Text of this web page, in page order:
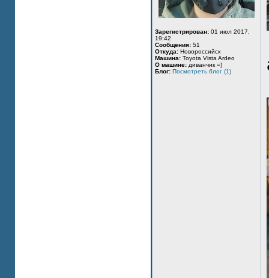
Зарегистрирован: 01 июл 2017,
19:42
Сообщения: 51
Откуда: Новороссийск
Машина: Toyota Vista Ardeo
О машине: диванчик =)
Блог: Посмотреть блог (1)